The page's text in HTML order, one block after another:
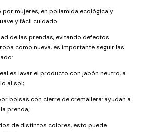
mujeres, en poliamida ecológica y
y fácil cuidado.
de las prendas, evitando defectos
como nueva, es importante seguir las
es lavar el producto con jabón neutro, a
al sol;
bolsas con cierre de cremallera: ayudan a
prenda;
de distintos colores, esto puede